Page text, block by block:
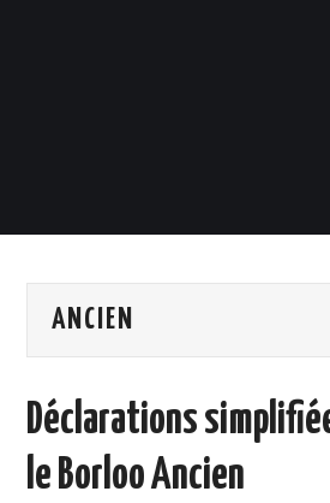
ANCIEN
Déclarations
le Borloo Ancien